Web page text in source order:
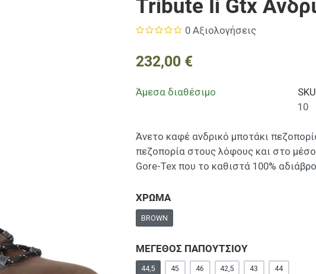
Tribute Ii Gtx
0 Αξιολογήσεις
232,00 €
Άμεσα διαθέσιμο
10
Άνετο καφέ ανδρικό μποτάκι
πεζοπορία στους λόφους και στο
Gore-Tex που το καθιστά 100%
ΧΡΩΜΑ
BROWN
ΜΕΓΕΘΟΣ ΠΑΠΟΥΤΣΙΟΥ
44,5 45 46 42,5 43 44